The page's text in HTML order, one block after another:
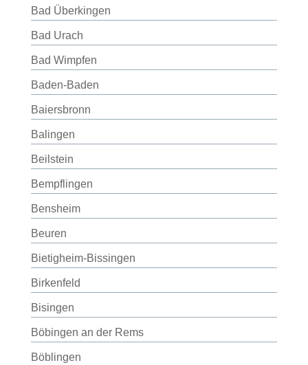
Bad Überkingen
Bad Urach
Bad Wimpfen
Baden-Baden
Baiersbronn
Balingen
Beilstein
Bempflingen
Bensheim
Beuren
Bietigheim-Bissingen
Birkenfeld
Bisingen
Böbingen an der Rems
Böblingen